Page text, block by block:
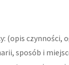
(opis czynności,
sposób i